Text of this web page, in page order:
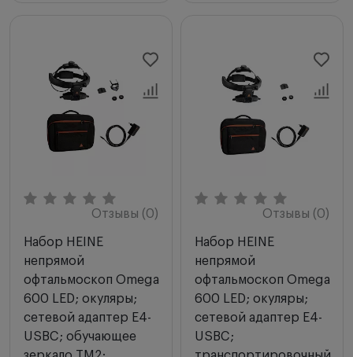
Отзывы (0)
Набор HEINE
непрямой
офтальмоскоп Omega
600 LED; окуляры;
сетевой адаптер E4-
USBC; обучающее
Отзывы (0)
Набор HEINE
непрямой
офтальмоскоп Omega
600 LED; окуляры;
сетевой адаптер E4-
USBC;